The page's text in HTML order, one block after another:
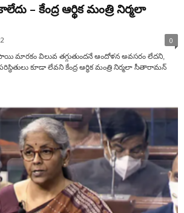
– కేంద్ర ఆర్థిక మంత్రి నిర్మ‌లా
0
మారకం విలువ తగ్గుతుంద‌నే ఆందోళన అవసరం లేదని,
కూడా లేవని కేంద్ర ఆర్థిక మంత్రి నిర్మలా సీతారామన్